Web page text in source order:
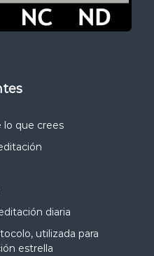
lo que crees
diaria
utilizada para
estrella